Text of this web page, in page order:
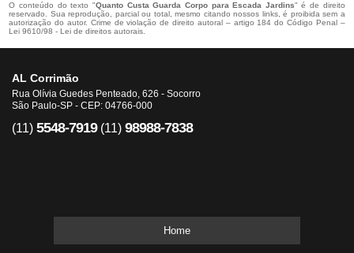
O conteúdo do texto "Quanto Custa Guarda Corpo para Escada Jardins" é de direito
reservado. Sua reprodução, parcial ou total, mesmo citando nossos links, é proibida sem a
autorização do autor. Crime de violação de direito autoral – artigo 184 do Código Penal –
Lei 9610/98 - Lei de direitos autorais
AL Corrimão
Rua Olívia Guedes Penteado, 626 - Socorro
São Paulo-SP - CEP: 04766-000
(11) 5548-7919 (11) 98988-7838
Home